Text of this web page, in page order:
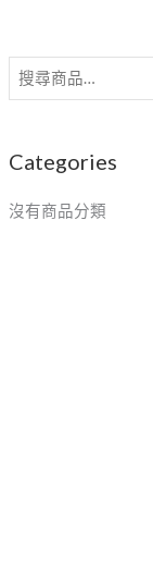
Categories
沒有商品分類